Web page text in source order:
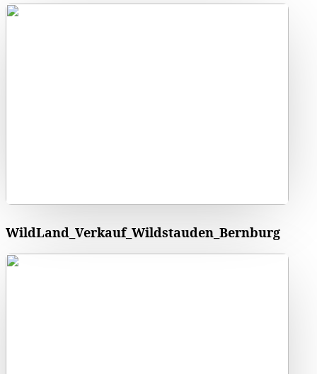
WildLand_Verkauf_Wildstauden_Bernburg